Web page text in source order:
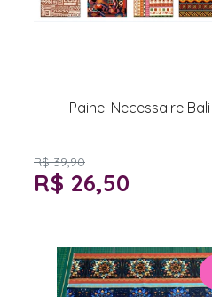
Painel Necessaire Bali
R$ 39,90
R$ 26,50